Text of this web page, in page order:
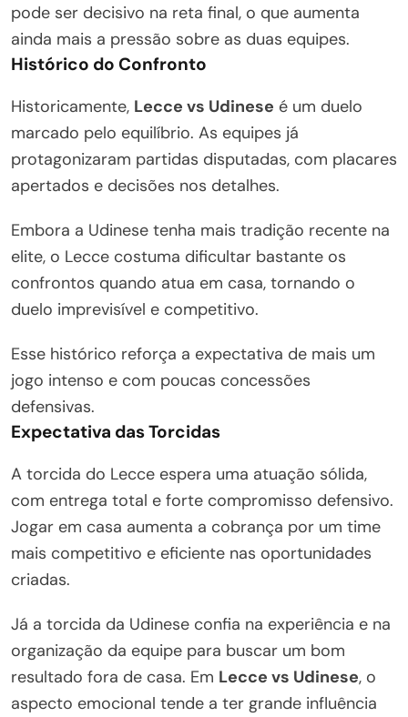
pode ser decisivo na reta final, o que aumenta
ainda mais a pressão sobre as duas equipes.
Histórico do Confronto
Historicamente, Lecce vs Udinese é um duelo
marcado pelo equilíbrio. As equipes já
protagonizaram partidas disputadas, com placares
apertados e decisões nos detalhes.
Embora a Udinese tenha mais tradição recente na
elite, o Lecce costuma dificultar bastante os
confrontos quando atua em casa, tornando o
duelo imprevisível e competitivo.
Esse histórico reforça a expectativa de mais um
jogo intenso e com poucas concessões
defensivas.
Expectativa das Torcidas
A torcida do Lecce espera uma atuação sólida,
com entrega total e forte compromisso defensivo.
Jogar em casa aumenta a cobrança por um time
mais competitivo e eficiente nas oportunidades
criadas.
Já a torcida da Udinese confia na experiência e na
organização da equipe para buscar um bom
resultado fora de casa. Em Lecce vs Udinese, o
aspecto emocional tende a ter grande influência